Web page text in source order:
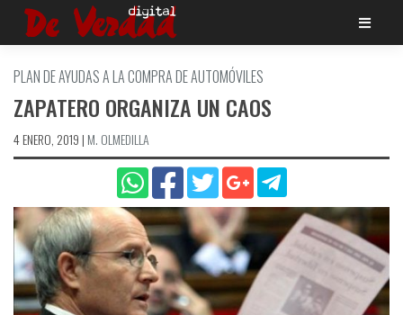
Saltar
PLAN DE AYUDAS A LA COMPRA DE AUTOMÓVILES
ZAPATERO ORGANIZA UN CAOS
4 ENERO, 2019 | M. OLMEDILLA